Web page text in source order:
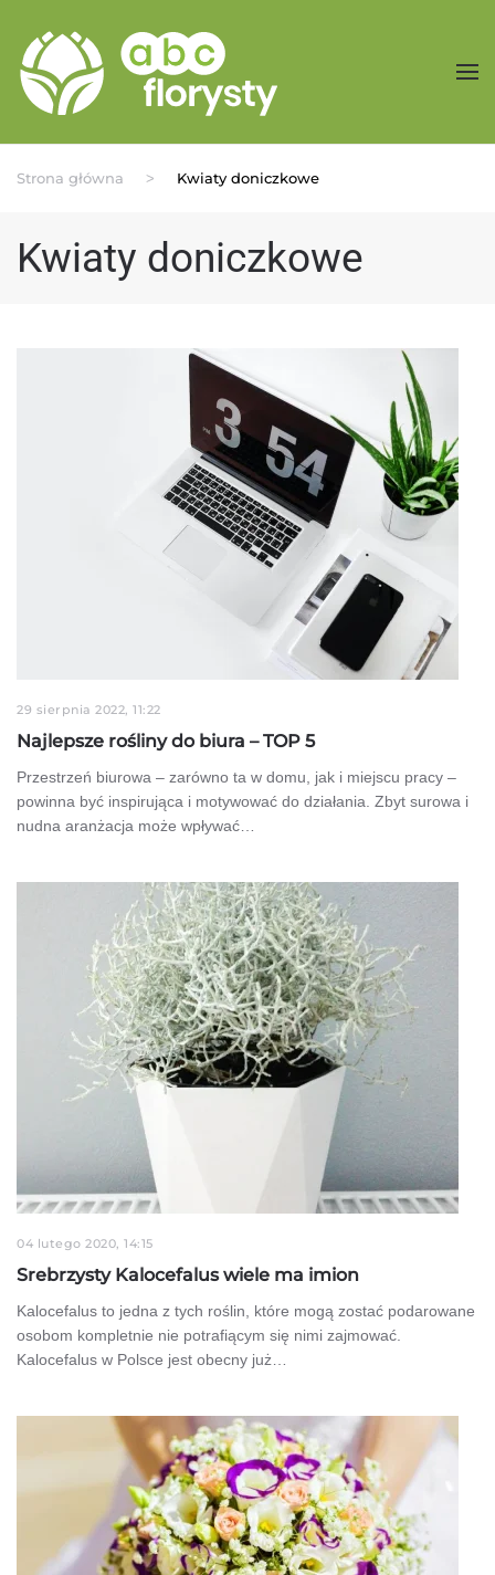
Przejdź do treści głównej
Strona główna Kwiaty doniczkowe
Kwiaty doniczkowe
29 sierpnia 2022, 11:22
Najlepsze rośliny do biura – TOP 5
Przestrzeń biurowa – zarówno ta w domu, jak i miejscu pracy –
powinna być inspirująca i motywować do działania. Zbyt surowa i
nudna aranżacja może wpływać…
04 lutego 2020, 14:15
Srebrzysty Kalocefalus wiele ma imion
Kalocefalus to jedna z tych roślin, które mogą zostać podarowane
osobom kompletnie nie potrafiącym się nimi zajmować.
Kalocefalus w Polsce jest obecny już…